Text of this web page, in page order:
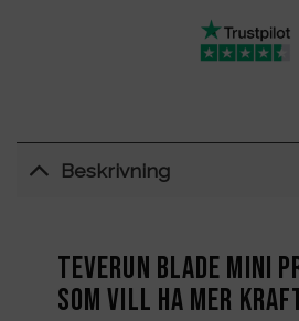
Beskrivning
TEVERUN Blade Mini
som vill ha mer